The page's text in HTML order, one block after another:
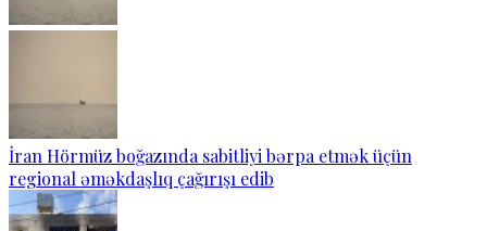
İran Hörmüz boğazında sabitliyi bərpa etmək üçün
regional əməkdaşlıq çağırışı edib